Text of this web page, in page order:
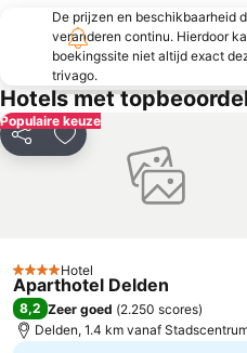
De prijzen en beschikbaarheid
veranderen continu. Hierdoor
boekingssite niet altijd exact
trivago.
Hotels met
Populaire keuze
Delen Toevoegen aan
4 SterrenHotel
Aparthotel Delden
8,2 Zeer goed (2.250 scores)
Delden, 1.4 km vanaf